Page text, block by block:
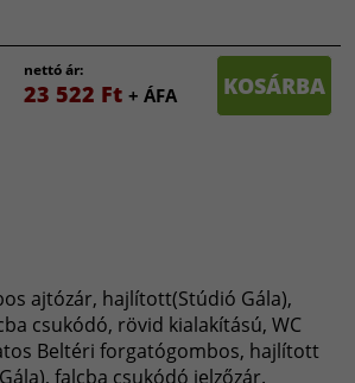
nettó ár:
23 522 Ft + ÁFA KOSÁRBA
ajtózár, hajlított(Stúdió Gála),
csukódó, rövid kialakítású, WC
Beltéri forgatógombos, hajlított
falcba csukódó jelzőzár.